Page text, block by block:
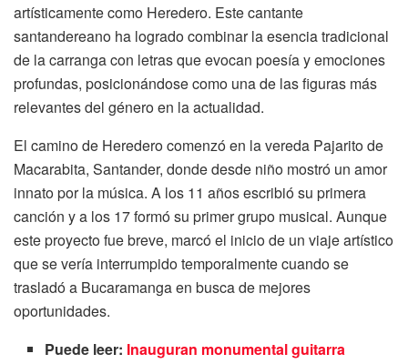
artísticamente como Heredero. Este cantante
santandereano ha logrado combinar la esencia tradicional
de la carranga con letras que evocan poesía y emociones
profundas, posicionándose como una de las figuras más
relevantes del género en la actualidad.
El camino de Heredero comenzó en la vereda Pajarito de
Macarabita, Santander, donde desde niño mostró un amor
innato por la música. A los 11 años escribió su primera
canción y a los 17 formó su primer grupo musical. Aunque
este proyecto fue breve, marcó el inicio de un viaje artístico
que se vería interrumpido temporalmente cuando se
trasladó a Bucaramanga en busca de mejores
oportunidades.
Puede leer: Inauguran monumental guitarra